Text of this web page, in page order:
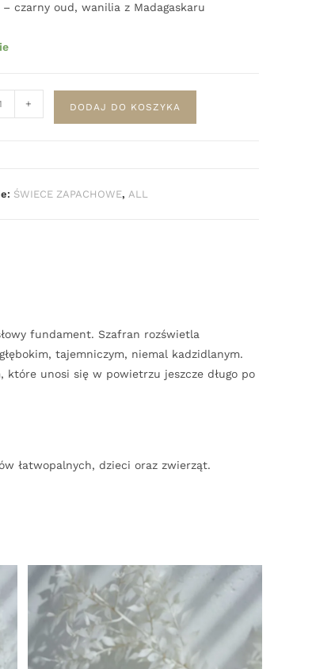
– czarny oud, wanilia z Madagaskaru
+ DODAJ DO KOSZYKA
ŚWIECE ZAPACHOWE, ALL
fundament. Szafran rozświetla
tajemniczym, niemal kadzidlanym.
które unosi się w powietrzu jeszcze długo po
łatwopalnych, dzieci oraz zwierząt.